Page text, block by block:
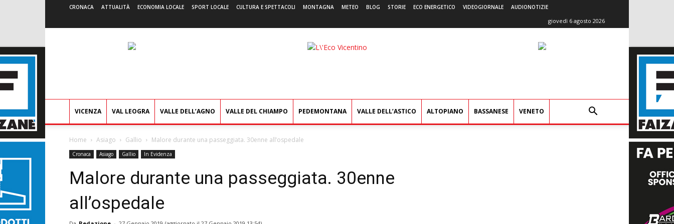
CRONACA ATTUALITÀ ECONOMIA LOCALE SPORT LOCALE CULTURA E SPETTACOLI MONTAGNA METEO BLOG STORIE ECO ENERGETICO VIDEOGIORNALE AUDIONOTIZIE
giovedì 6 agosto 2026
L'Eco
VICENZA VAL LEOGRA VALLE DELL’AGNO VALLE DEL CHIAMPO PEDEMONTANA VALLE DELL’ASTICO ALTOPIANO BASSANESE VENETO
Home Asiago Gallio Malore durante una passeggiata. 30enne all’ospedale
Cronaca Asiago Gallio In Evidenza
Malore durante una passeggiata. 30enne
all’ospedale